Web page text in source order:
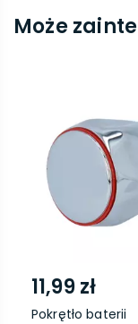
Może
11,99 zł
Pokrętło baterii